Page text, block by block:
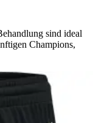
sind ideal
Champions,